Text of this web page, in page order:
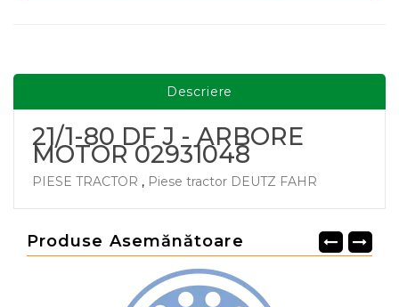
Descriere
21/1-80 DF J - ARBORE
MOTOR 02931048
PIESE TRACTOR , Piese tractor DEUTZ FAHR
Produse Asemănătoare